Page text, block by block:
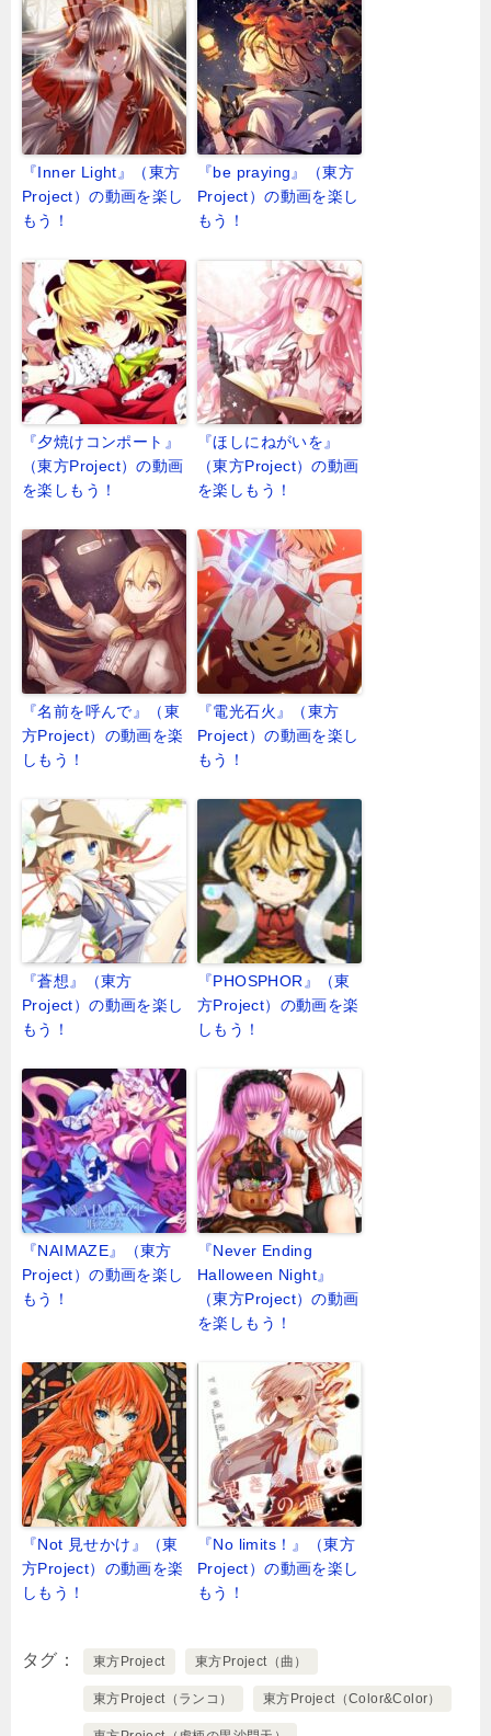
『Inner Light』（東方
Project）の動画を楽し
もう！
『be praying』（東方
Project）の動画を楽し
もう！
『夕焼けコンポート』
（東方Project）の動画
を楽しもう！
『ほしにねがいを』
（東方Project）の動画
を楽しもう！
『名前を呼んで』（東
方Project）の動画を楽
しもう！
『電光石火』（東方
Project）の動画を楽し
もう！
『蒼想』（東方
Project）の動画を楽し
もう！
『PHOSPHOR』（東
方Project）の動画を楽
しもう！
『NAIMAZE』（東方
Project）の動画を楽し
もう！
『Never Ending
Halloween Night』
（東方Project）の動画
を楽しもう！
『Not 見せかけ』（東
方Project）の動画を楽
しもう！
『No limits！』（東方
Project）の動画を楽し
もう！
タグ 東方Project 東方Project（曲）
東方Project（ランコ） 東方Project（Color&Color）